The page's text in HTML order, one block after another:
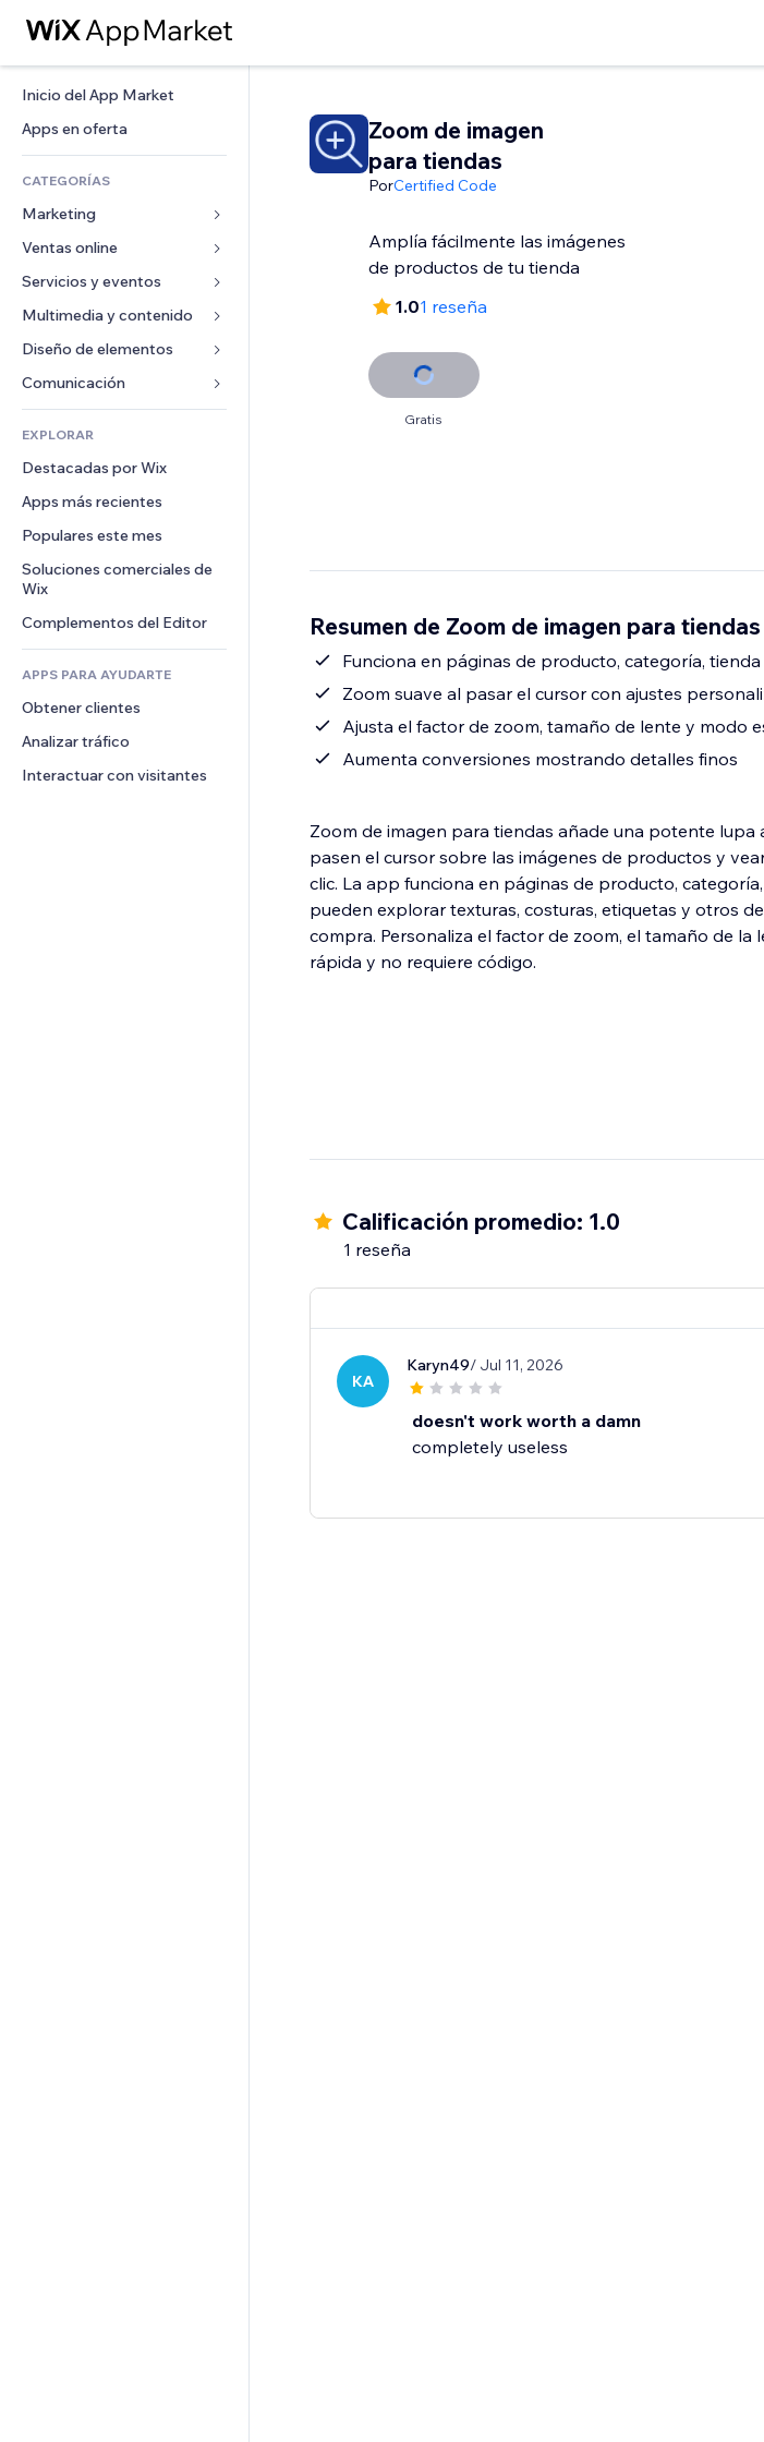
Inicio del App Market
Apps en oferta
CATEGORÍAS
Marketing
Anuncios
Móvil
Analíticas
Anuncios del sitio
Email
Ventas online
Apps para tiendas
Envíos y entregas
Botones de venta
Contabilidad
Cupones y fidelización
Almacenamiento de mercancía
Crowdfunding
Alimentos y bebidas
Servicios y eventos
Hoteles
Eventos
Restaurantes
Inmobiliarias
Reservas
Multimedia y contenido
Galerías
Música
Pódcast
Fotografía
Video
PDF
Compartir archivos
Noticias
Servicios de contenido
Efectos de texto
Diseño de elementos
Mapas y navegación
Privacidad y seguridad
Reloj
Plantillas para páginas
Efectos de imágenes
Botones y menús
Banners e insignias
Calculadoras
Buscar
Formularios
Encuestas
Chat
Comentarios
Teléfono
Comunidad
Reseñas y testimonios
EXPLORAR
Destacadas por Wix
Apps más recientes
Populares este mes
Soluciones comerciales de
Wix
Complementos del Editor
APPS PARA AYUDARTE
Obtener clientes
Analizar tráfico
Interactuar con visitantes
Zoom de imagen
para tiendas
PorCertified Code
Amplía fácilmente las imágenes
de productos de tu tienda
1.01 reseña
Gratis
Resumen de Zoom de imagen para tiendas
Funciona en páginas de producto, categoría,
Zoom suave al pasar el cursor con ajustes
Ajusta el factor de zoom, tamaño de lente y modo
Aumenta conversiones mostrando detalles finos
Zoom de imagen para tiendas añade una potente
pasen el cursor sobre las imágenes de productos y
clic. La app funciona en páginas de producto,
pueden explorar texturas, costuras, etiquetas y otros
compra. Personaliza el factor de zoom, el tamaño de la
rápida y no requiere código.
Calificación promedio: 1.0
1 reseña
KA
Karyn49/ Jul 11, 2026
doesn't work worth a damn
completely useless